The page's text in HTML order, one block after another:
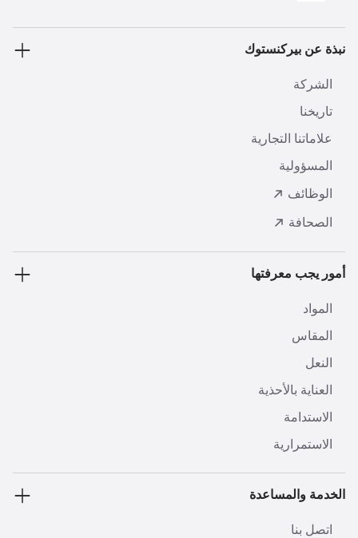
نبذة عن بيركنستوك
الشركة
تاريخنا
علاماتنا التجارية
المسؤولية
الوظائف
الصحافة
أمور يجب معرفتها
المواد
المقاس
النعل
العناية بالأحذية
الاستدامة
الاستمرارية
الخدمة والمساعدة
اتصل بنا